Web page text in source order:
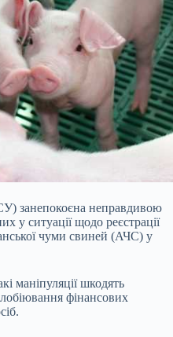
занепокоєна неправдивою
у ситуації щодо реєстрації
чуми свиней (АЧС) у
маніпуляції шкодять
лобіювання фінансових